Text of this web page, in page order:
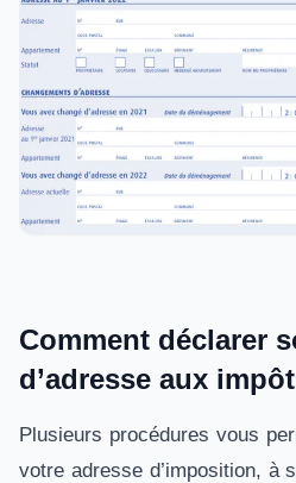
Comment déclarer
d’adresse aux
Plusieurs procédures vous
votre adresse d’imposition, à